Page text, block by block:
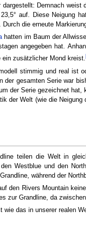
Demnach weist
auf. Diese Neigung
Durch die erneute
hatten im Baum der
angegeben hat.
ein zusätzlicher Mond kreist.
stimmig und real ist
der gesamten Serie war
der Serie gezeichnet
der Welt (wie die
teilen die Welt in
Westblue und den
während der
den Rivers Mountain
zur Grandline, da
wie das in unserer realen